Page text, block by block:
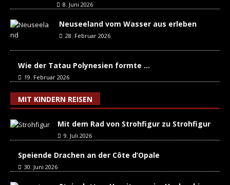
8. Juni 2026
Neuseeland vom Wasser aus erleben
28. Februar 2026
Wie der Tatau Polynesien formte …
19. Februar 2026
MIT KINDERN REISEN
Mit dem Rad von Strohfigur zu Strohfigur
9. Juli 2026
Speiende Drachen an der Côte d’Opale
30. Juni 2026